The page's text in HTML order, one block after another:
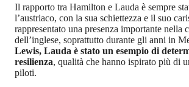
Il rapporto tra Hamilton e Lauda è sempre
l’austriaco, con la sua schiettezza e il suo
rappresentato una presenza importante nella
dell’inglese, soprattutto durante gli anni in
Lewis, Lauda è stato un esempio di
resilienza, qualità che hanno ispirato più di
piloti.